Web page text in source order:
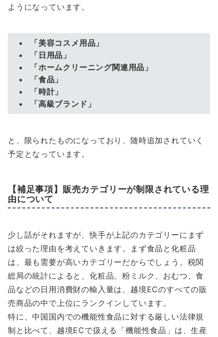
ようになっています。
「美容コスメ用品」
「日用品」
「ホームクリーニング関連用品」
「食品」
「時計」
「高級ブランド」
と、限られたものになっており、随時追加されていく
予定となっています。
【補足事項】販売カテゴリーが制限されている理
由について
少し話がそれますが、快手が上記のカテゴリーにまず
は絞った理由を考えていきます。まず食品と化粧品
は、最も需要が高いカテゴリーだからでしょう。税関
総局の統計によると、化粧品、粉ミルク、おむつ、食
品などの日用消費財の輸入量は、越境ECのすべての販
売商品の中で上位にランクインしています。
特に、中国国内での機能性食品に対する厳しい法律規
制と比べて、越境ECで扱える「機能性食品」は、生産